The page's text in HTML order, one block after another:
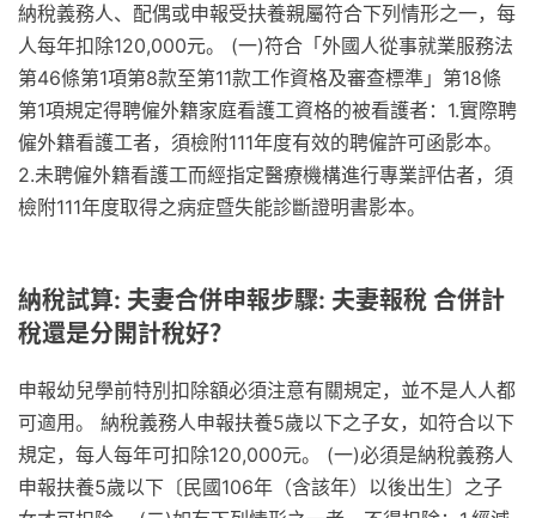
納稅義務人、配偶或申報受扶養親屬符合下列情形之一，每
人每年扣除120,000元。 (一)符合「外國人從事就業服務法
第46條第1項第8款至第11款工作資格及審查標準」第18條
第1項規定得聘僱外籍家庭看護工資格的被看護者：1.實際聘
僱外籍看護工者，須檢附111年度有效的聘僱許可函影本。
2.未聘僱外籍看護工而經指定醫療機構進行專業評估者，須
檢附111年度取得之病症暨失能診斷證明書影本。
納稅試算: 夫妻合併申報步驟: 夫妻報稅 合併計
稅還是分開計稅好？
申報幼兒學前特別扣除額必須注意有關規定，並不是人人都
可適用。 納稅義務人申報扶養5歲以下之子女，如符合以下
規定，每人每年可扣除120,000元。 (一)必須是納稅義務人
申報扶養5歲以下〔民國106年（含該年）以後出生〕之子